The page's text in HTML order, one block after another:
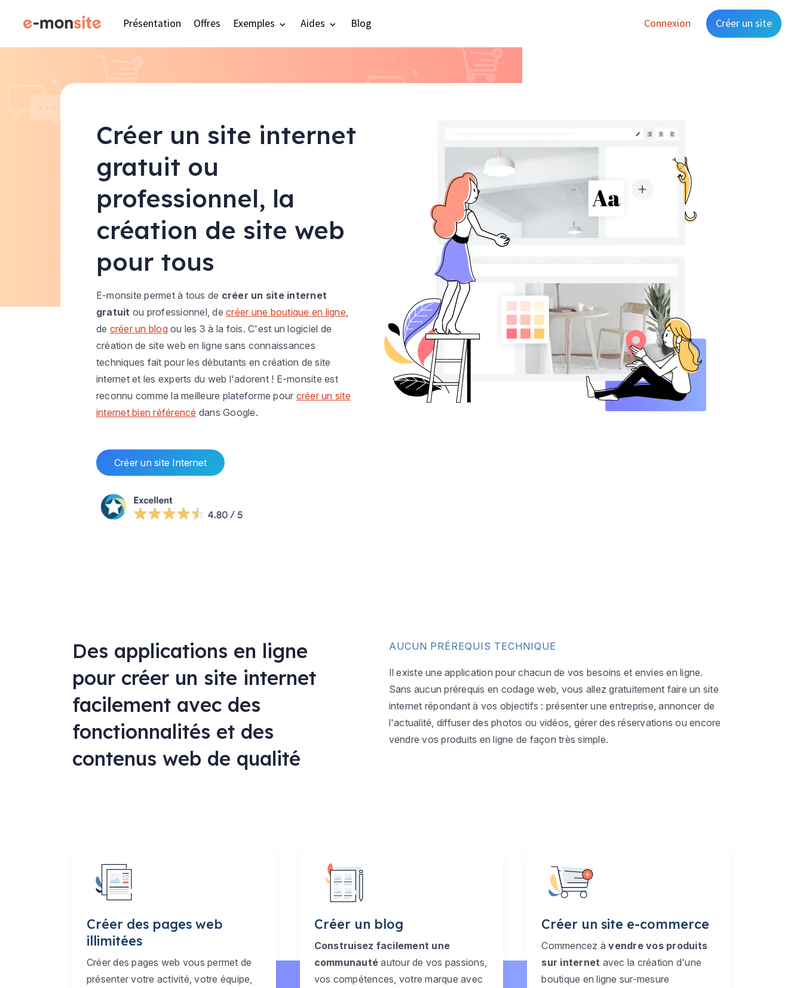
Présentation Offres Exemples Aides Blog Connexion Créer un site
Créer un site internet
gratuit ou
professionnel, la
création de site web
pour tous
E-monsite permet à tous de créer un site internet
gratuit ou professionnel, decréer une boutique en ligne,
de créer un blogou les 3 à la fois. C'est un logiciel de
création de site web en ligne sans connaissances
techniques fait pour les débutants en création de site
internet et les experts du web l'adorent ! E-monsite est
reconnu comme la meilleure plateforme pour créer un site
internet bien référencé dans Google.
Créer un site Internet
Des applications en ligne
pour créer un site internet
facilement avec des
fonctionnalités et des
contenus web de qualité
AUCUN PRÉREQUIS TECHNIQUE
Il existe une application pour chacun de vos besoins et envies en ligne.
Sans aucun prérequis en codage web, vous allez gratuitement faire un site
internet répondant à vos objectifs : présenter une entreprise, annoncer de
l'actualité, diffuser des photos ou vidéos, gérer des réservations ou encore
vendre vos produits en ligne de façon très simple.
Créer des pages web
illimitées
Créer des pages web vous permet de
présenter votre activité, votre équipe,
Créer un blog
Construisez facilement une
communauté autour de vos passions,
vos compétences, votre marque avec
Créer un site e-commerce
Commencez àvendre vos produits
sur internet avec la création d'une
boutique en ligne sur-mesure